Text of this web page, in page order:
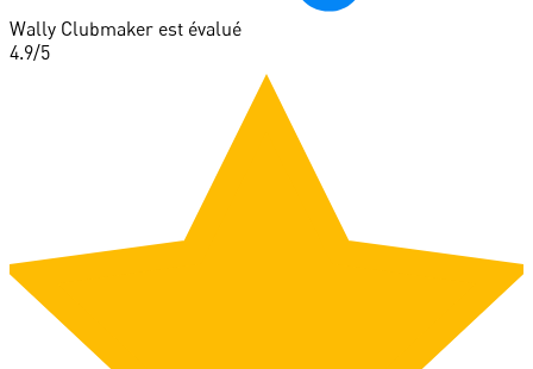
Wally Clubmaker est évalué
4.9/5